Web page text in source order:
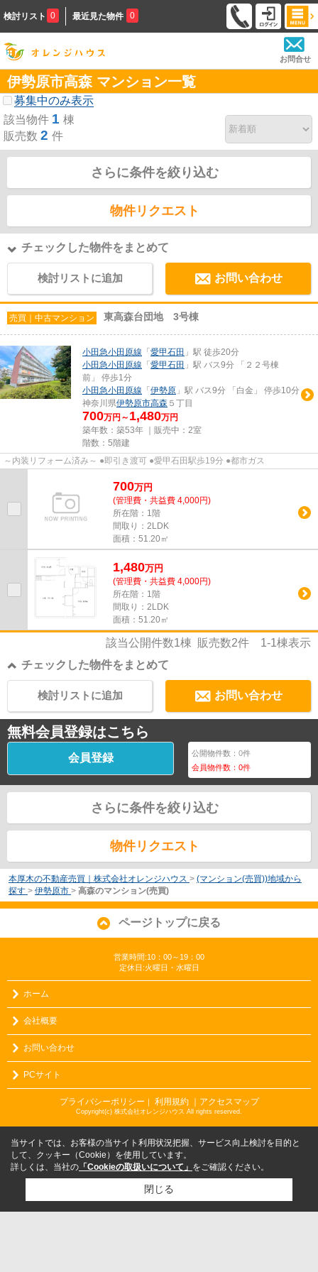
検討リスト 0 最近見た物件 0
お問合せ
伊勢原市高森 マンション一覧
募集中のみ表示
該当物件 1 棟
販売数 2 件
さらに条件を絞り込む
物件リクエスト
チェックした物件をまとめて
検討リストに追加 お問い合わせ
売買｜中古マンション 東高森台団地 3号棟
小田急小田原線 「 愛甲石田 」駅 徒歩20分
小田急小田原線 「 愛甲石田 」駅 バス9分 「２２号棟
前」 停歩1分
小田急小田原線 「 伊勢原 」駅 バス9分 「白金」 停歩10分
神奈川県伊勢原市高森 ５丁目
700万円～ 1,480万円
築年数：築53年 ｜販売中： 2室
階数：5階建
～内装リフォーム済み～ ●即引き渡可 ●愛甲石田駅歩19分 ●都市ガス
700万円
(管理費・共益費 4,000円)
所在階：1階
間取り：2LDK
面積：51.20㎡
1,480万円
(管理費・共益費 4,000円)
所在階：1階
間取り：2LDK
面積：51.20㎡
該当公開件数1棟 販売数2件 1-1棟表示
チェックした物件をまとめて
お問い合わせ
検討リストに追加
無料会員登録はこちら
会員登録 公開物件数：0件
会員物件数：0件
さらに条件を絞り込む
物件リクエスト
本厚木の不動産売買｜株式会社オレンジハウス > (マンション(売買))地域から
探す > 伊勢原市 > 高森のマンション(売買)
ページトップに戻る
営業時間:10：00～19：00
定休日:火曜日・水曜日
ホーム
会社概要
お問い合わせ
PCサイト
プライバシーポリシー ｜ 利用規約 ｜アクセスマップ
Copyright(c) 株式会社オレンジハウス All rights reserved.
当サイトでは、お客様の当サイト利用状況把握、サービス向上検討を目的と
して、クッキー（Cookie）を使用しています。
詳しくは、当社の 「Cookieの取扱いについて」 をご確認ください。
閉じる